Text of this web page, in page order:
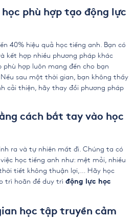
học phù hợp tạo động lực
40% hiệu quả học tiếng anh. Bạn có
kết hợp nhiều phương pháp khác
phù hợp luôn mang đến cho bạn
sau một thời gian, bạn không thấy
cải thiện, hãy thay đổi phương pháp
cách bắt tay vào học
ra và tự nhiên mất đi. Chúng ta có
học tiếng anh như: mệt mỏi, nhiều
tiết không thuận lợi,… Hãy học
trì hoãn để duy trì động lực học
học tập truyền cảm